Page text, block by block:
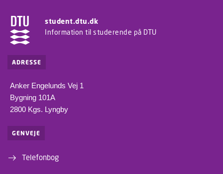
student.dtu.dk
Information til studerende på DTU
ADRESSE
Anker Engelunds Vej 1
Bygning 101A
2800 Kgs. Lyngby
GENVEJE
Telefonbog